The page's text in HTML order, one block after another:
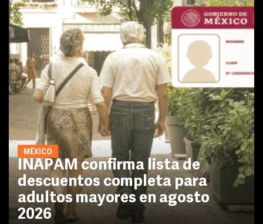
MÉXICO
INAPAM confirma lista de
descuentos completa para
adultos mayores en agosto
2026